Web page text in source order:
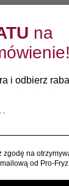
kolor i
na
i odbierz
zgodę na
od Pro-